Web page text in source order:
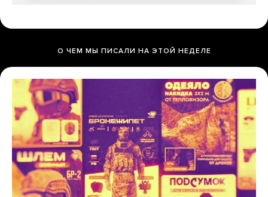
О ЧЕМ МЫ ПИСАЛИ НА ЭТОЙ НЕДЕЛЕ